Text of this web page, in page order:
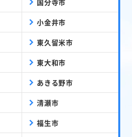
小金井市
東久留米市
東大和市
あきる野市
清瀬市
福生市